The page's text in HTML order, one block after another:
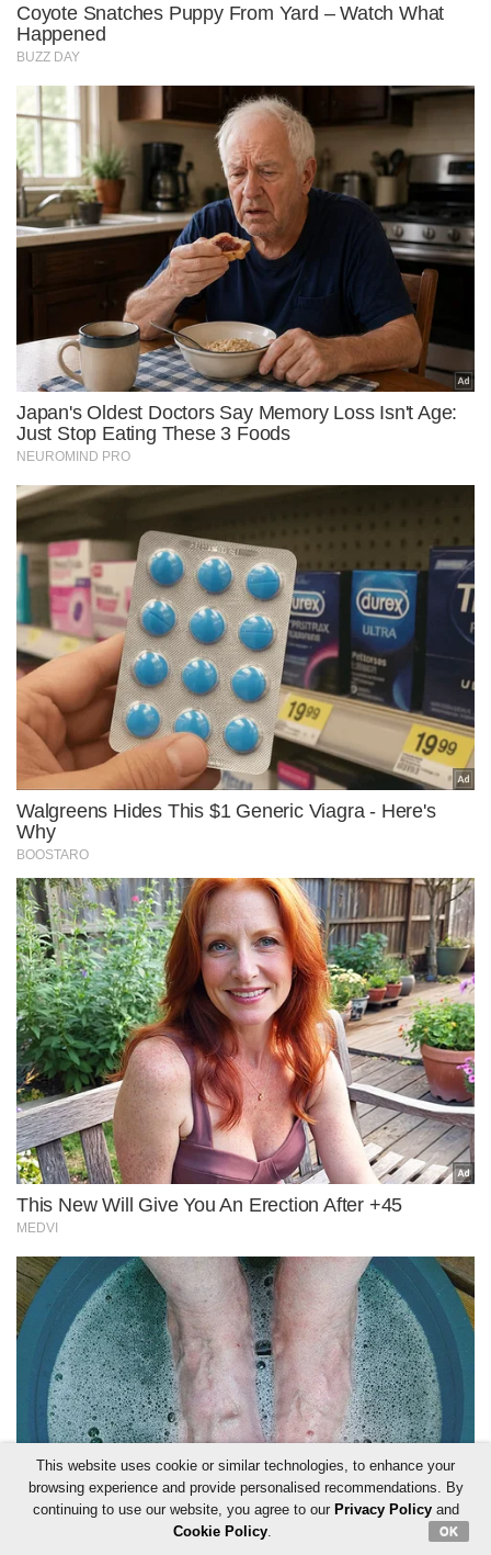
This website uses cookie or similar technologies, to enhance your
browsing experience and provide personalised recommendations. By
continuing to use our website, you agree to our Privacy Policyand
Cookie Policy. OK